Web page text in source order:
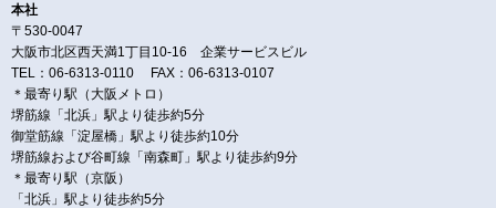
本社
〒530-0047
大阪市北区西天満1丁目10-16 企業サービスビル
TEL：06-6313-0110 FAX：06-6313-0107
＊最寄り駅（大阪メトロ）
堺筋線「北浜」駅より徒歩約5分
御堂筋線「淀屋橋」駅より徒歩約10分
堺筋線および谷町線「南森町」駅より徒歩約9分
＊最寄り駅（京阪）
「北浜」駅より徒歩約5分